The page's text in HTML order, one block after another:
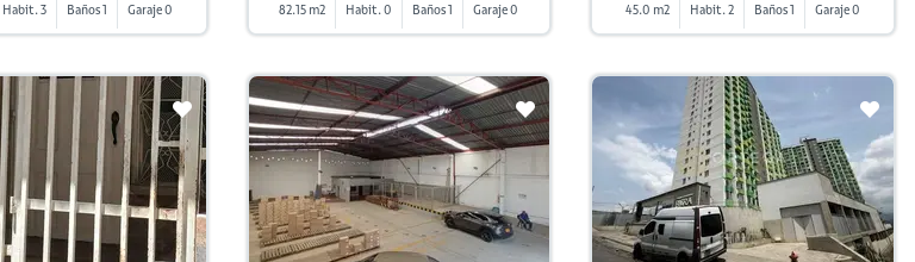
Habit. 3 Baños 1 Garaje 0 82.15 m2 Habit. 0 Baños 1 Garaje 0 45.0 m2 Habit. 2 Baños 1 Garaje 0